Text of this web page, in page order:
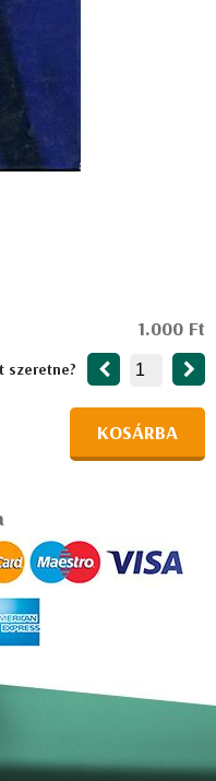
1.000 Ft
szeretne?
KOSÁRBA